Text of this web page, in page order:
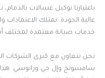
باعتبارنا توكيل غسالات
عالية الجودة. نمتلك الاعتمادات
خدمات صيانة معتمدة لمختلف
نحن نتعاون مع كبرى الشركات
سامسونج وإل جي وزانوسي. هذا